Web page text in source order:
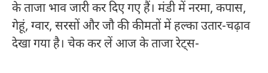
के ताजा भाव जारी कर दिए गए हैं। मंडी में नरमा, कपास,
गेहूं, ग्वार, सरसों और जौ की कीमतों में हल्का उतार-चढ़ाव
देखा गया है। चेक कर लें आज के ताजा रेट्स-